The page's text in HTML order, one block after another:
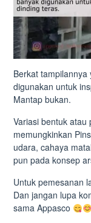
Berkat
digunakan untuk
Mantap bukan.
Variasi bentuk
memungkinkan
udara, cahaya
pun pada konsep
Untuk pemesanan
Dan jangan lupa
sama Appasco